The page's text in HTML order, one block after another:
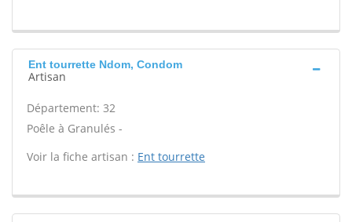
Ent tourrette Ndom, Condom
Artisan
Département: 32
Poêle à Granulés -
Voir la fiche artisan : Ent tourrette